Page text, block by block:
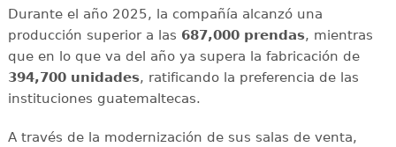
Durante el año 2025, la compañía alcanzó una
producción superior a las 687,000 prendas, mientras
que en lo que va del año ya supera la fabricación de
394,700 unidades, ratificando la preferencia de las
instituciones guatemaltecas.
A través de la modernización de sus salas de venta,